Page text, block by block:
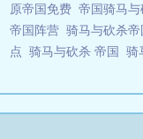
原帝国免费 帝国骑马
帝国阵营 骑马与砍杀
点 骑马与砍杀 帝国 骑